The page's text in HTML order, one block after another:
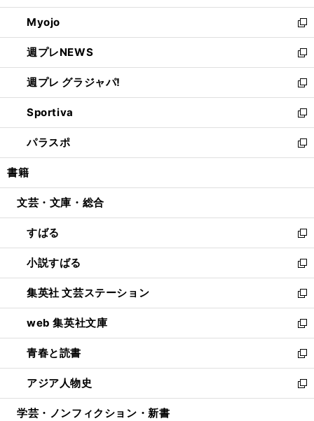
開
く
ウ
で
開
く
ン
ド
ウ
で
開
く
ウ
ィ
ン
ド
ウ
で
開
く
Myojo
新
し
い
ウ
ィ
ン
ド
ウ
で
開
週プレNEWS
新
し
い
ウ
ィ
ン
ド
ウ
開
週プレ グラジャパ!
新
し
い
ウ
ィ
ン
ウ
開
く
Sportiva
新
し
い
ウ
ン
ウ
で
開
く
パラスポ
新
し
ウ
ン
ド
ウ
で
開
く
書籍
文芸・文庫・総合
すばる
新
し
い
ウ
ィ
ン
ド
ウ
で
開
く
小説すばる
新
し
い
ウ
ィ
ン
ド
ウ
で
開
集英社 文芸ステーション
新
し
い
ウ
ィ
ン
ド
ウ
web 集英社文庫
新
し
い
ウ
ィ
ン
青春と読書
新
し
い
ウ
アジア人物史
新
し
学芸・ノンフィクション・新書